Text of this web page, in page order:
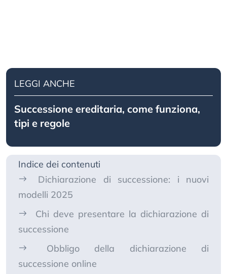
LEGGI ANCHE
Successione ereditaria, come funziona,
tipi e regole
Indice dei contenuti
Dichiarazione di successione: i nuovi
modelli 2025
Chi deve presentare la dichiarazione di
successione
Obbligo della dichiarazione di
successione online